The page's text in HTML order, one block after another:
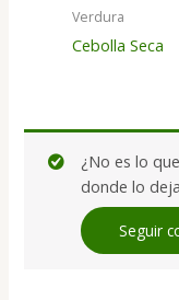
Verdura
Cebolla Seca
Seguir
¿No es lo
donde lo